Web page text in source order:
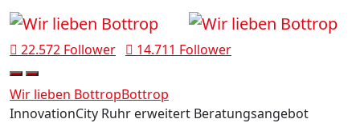
22.572 Follower 14.711 Follower
Wir lieben BottropBottrop
InnovationCity Ruhr erweitert Beratungsangebot